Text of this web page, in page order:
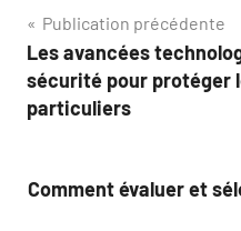
Navigation
de
l’article
Publication précédente
Les avancées
sécurité pour protéger
particuliers
Comment évaluer et